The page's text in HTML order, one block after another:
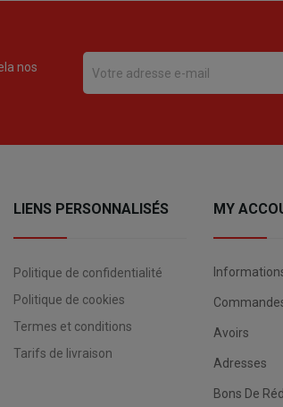
nos
LIENS PERSONNALISÉS
Politique de confidentialité
Politique de cookies
Termes et conditions
Tarifs de livraison
MY
Avoirs
Adresses
Bons De